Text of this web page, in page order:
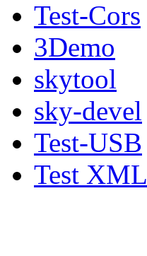
Test-Cors
3Demo
skytool
sky-devel
Test-USB
Test XML